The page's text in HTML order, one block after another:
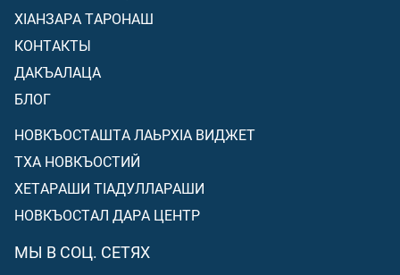
ХIАНЗАРА ТАРОНАШ
КОНТАКТЫ
ДАКЪАЛАЦА
БЛОГ
НОВКЪОСТАШТА ЛАЬРХIА ВИДЖЕТ
ТХА НОВКЪОСТИЙ
ХЕТАРАШИ ТIАДУЛЛАРАШИ
НОВКЪОСТАЛ ДАРА ЦЕНТР
МЫ В СОЦ. СЕТЯХ